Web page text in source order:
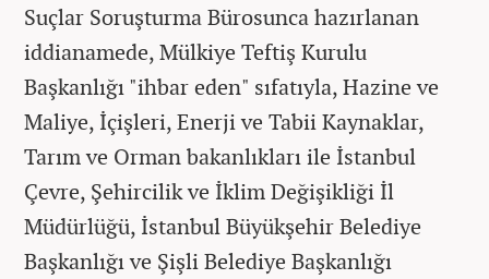
Suçlar Soruşturma Bürosunca hazırlanan
iddianamede, Mülkiye Teftiş Kurulu
Başkanlığı "ihbar eden" sıfatıyla, Hazine ve
Maliye, İçişleri, Enerji ve Tabii Kaynaklar,
Tarım ve Orman bakanlıkları ile İstanbul
Çevre, Şehircilik ve İklim Değişikliği İl
Müdürlüğü, İstanbul Büyükşehir Belediye
Başkanlığı ve Şişli Belediye Başkanlığı